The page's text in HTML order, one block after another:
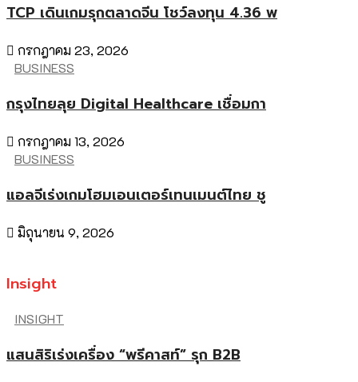
TCP เดินเกมรุกตลาดจีน โชว์ลงทุน 4.36 พ
กรกฎาคม 23, 2026
BUSINESS
กรุงไทยลุย Digital Healthcare เชื่อมกา
กรกฎาคม 13, 2026
BUSINESS
แอลจีเร่งเกมโฮมเอนเตอร์เทนเมนต์ไทย ชู
มิถุนายน 9, 2026
Insight
INSIGHT
แสนสิริเร่งเครื่อง “พรีคาสท์” รุก B2B